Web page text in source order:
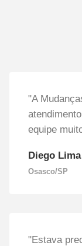
"A
equipe
Diego Lima
Osasco/SP
"Estava